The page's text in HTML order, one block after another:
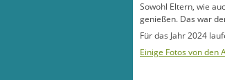
Sowohl Eltern, wie
genießen. Das war
Für das Jahr 2024
Einige Fotos von